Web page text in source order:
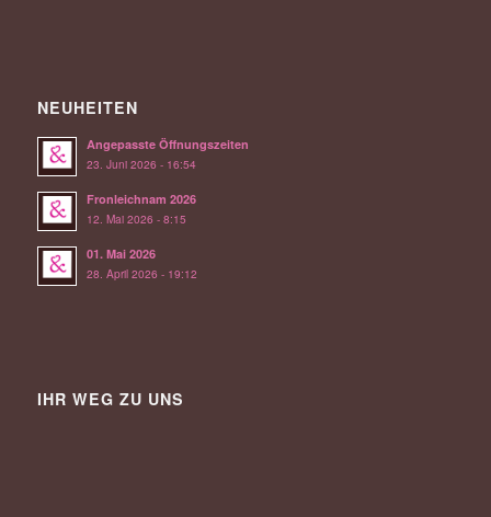
NEUHEITEN
Angepasste Öffnungszeiten
23. Juni 2026 - 16:54
Fronleichnam 2026
12. Mai 2026 - 8:15
01. Mai 2026
28. April 2026 - 19:12
IHR WEG ZU UNS